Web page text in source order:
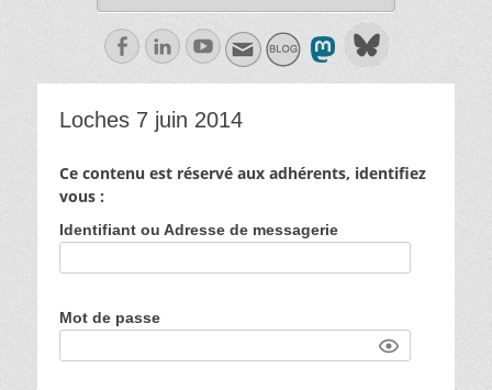
de:
FacebookLinkedln
Youtube
Loches 7 juin 2014
Ce contenu est réservé aux adhérents, identifiez
vous :
Identifiant ou Adresse de messagerie
Mot de passe